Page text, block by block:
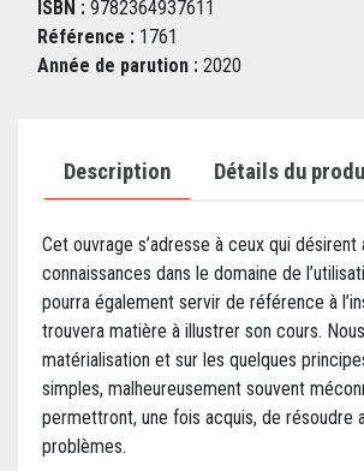
ISBN : 9782364937611
Référence : 1761
Année de parution : 2020
Description Détails du
Cet ouvrage s’adresse à ceux qui désirent
connaissances dans le domaine de
pourra également servir de référence à
trouvera matière à illustrer son cours.
matérialisation et sur les quelques
simples, malheureusement souvent
permettront, une fois acquis, de résoudre
problèmes.